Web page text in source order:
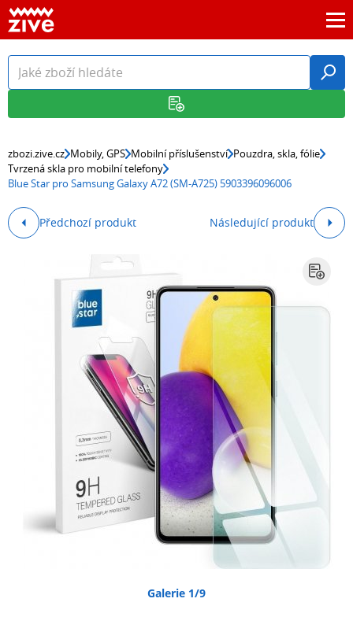
zbozi.zive.cz Mobily, GPS Mobilní příslušenství Pouzdra, skla, fólie
Tvrzená skla pro mobilní telefony
Blue Star pro Samsung Galaxy A72 (SM-A725) 5903396096006
Předchozí produkt Následující produkt
Galerie 1/9